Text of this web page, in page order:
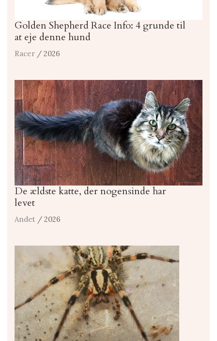
Golden Shepherd Race Info: 4 grunde til
at eje denne hund
Racer / 2026
De ældste katte, der nogensinde har
levet
Andet / 2026